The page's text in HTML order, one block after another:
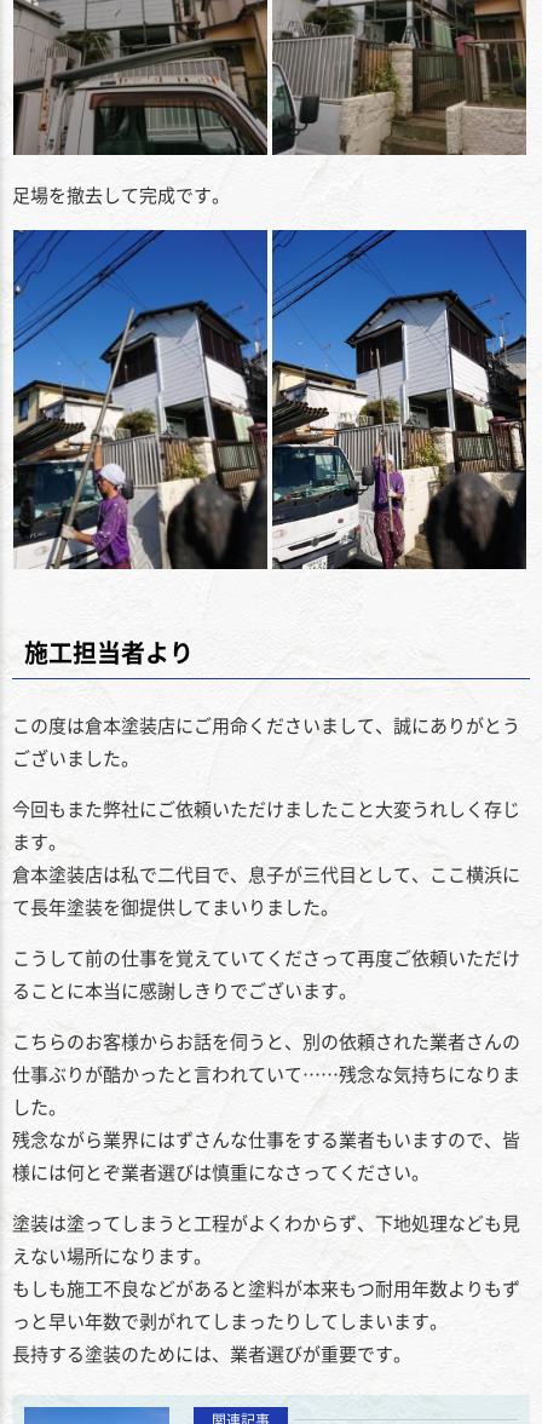
足場を撤去して完成です。
施工担当者より
この度は倉本塗装店にご用命くださいまして、誠にありがとう
ございました。
今回もまた弊社にご依頼いただけましたこと大変うれしく存じ
ます。
倉本塗装店は私で二代目で、息子が三代目として、ここ横浜に
て長年塗装を御提供してまいりました。
こうして前の仕事を覚えていてくださって再度ご依頼いただけ
ることに本当に感謝しきりでございます。
こちらのお客様からお話を伺うと、別の依頼された業者さんの
仕事ぶりが酷かったと言われていて……残念な気持ちになりま
した。
残念ながら業界にはずさんな仕事をする業者もいますので、皆
様には何とぞ業者選びは慎重になさってください。
塗装は塗ってしまうと工程がよくわからず、下地処理なども見
えない場所になります。
もしも施工不良などがあると塗料が本来もつ耐用年数よりもず
っと早い年数で剥がれてしまったりしてしまいます。
長持する塗装のためには、業者選びが重要です。